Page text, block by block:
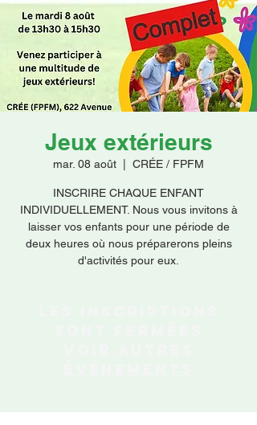
Presse
Faire un don
Jeux extérieurs
mar. 08 août CRÉE / FPFM
INSCRIRE CHAQUE ENFANT
INDIVIDUELLEMENT. Nous vous invitons à
laisser vos enfants pour une période de
deux heures où nous préparerons pleins
d'activités pour eux.